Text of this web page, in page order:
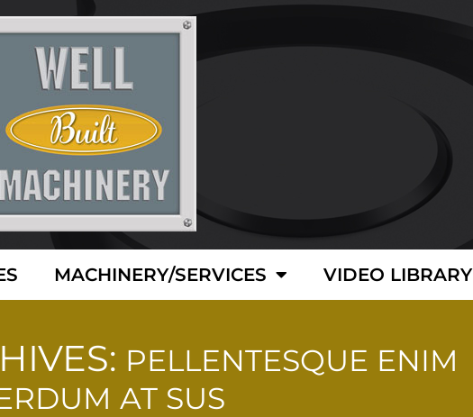
MACHINERY/SERVICES VIDEO LIBRARY
PELLENTESQUE ENIM
AT SUS